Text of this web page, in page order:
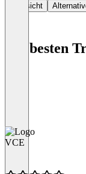
Übersicht
Die besten
VCE